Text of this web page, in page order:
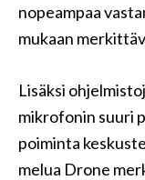
nopeampaa
mukaan
Lisäksi
mikrofonin suuri
poiminta
melua Drone